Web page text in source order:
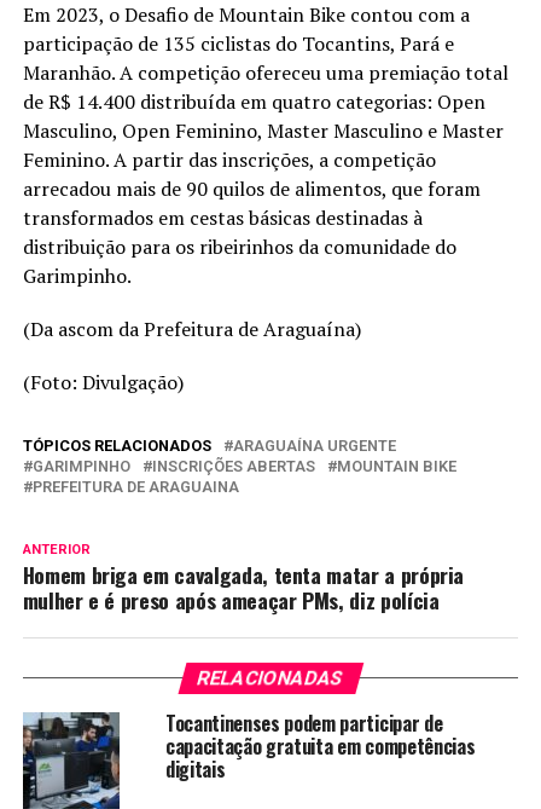
Em 2023, o Desafio de Mountain Bike contou com a
participação de 135 ciclistas do Tocantins, Pará e
Maranhão. A competição ofereceu uma premiação total
de R$ 14.400 distribuída em quatro categorias: Open
Masculino, Open Feminino, Master Masculino e Master
Feminino. A partir das inscrições, a competição
arrecadou mais de 90 quilos de alimentos, que foram
transformados em cestas básicas destinadas à
distribuição para os ribeirinhos da comunidade do
Garimpinho.
(Da ascom da Prefeitura de Araguaína)
(Foto: Divulgação)
TÓPICOS RELACIONADOS
ARAGUAÍNA URGENTE
GARIMPINHO
INSCRIÇÕES ABERTAS
MOUNTAIN BIKE
PREFEITURA DE ARAGUAINA
ANTERIOR
Homem briga em cavalgada, tenta matar a própria
mulher e é preso após ameaçar PMs, diz polícia
RELACIONADAS
Tocantinenses podem participar de
capacitação gratuita em competências
digitais